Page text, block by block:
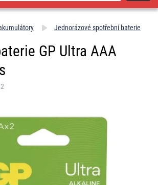
Jednorázové spotřební baterie
GP Ultra AAA